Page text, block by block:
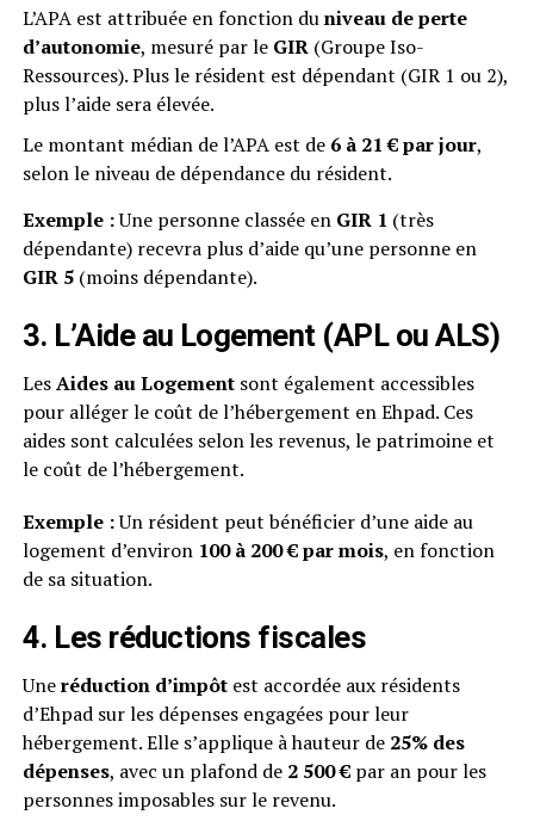
L’APA est attribuée en fonction duniveau de perte
d’autonomie, mesuré par le GIR(Groupe Iso-
Ressources). Plus le résident est dépendant (GIR 1 ou 2),
plus l’aide sera élevée.
Le montant médian de l’APA est de 6 à 21 € par jour,
selon le niveau de dépendance du résident.
Exemple :Une personne classée en GIR 1 (très
dépendante) recevra plus d’aide qu’une personne en
GIR 5(moins dépendante).
3. L’Aide au Logement (APL ou ALS)
LesAides au Logementsont également accessibles
pour alléger le coût de l’hébergement en Ehpad. Ces
aides sont calculées selon les revenus, le patrimoine et
le coût de l’hébergement.
Exemple :Un résident peut bénéficier d’une aide au
logement d’environ 100 à 200 € par mois, en fonction
de sa situation.
4. Les réductions fiscales
Uneréduction d’impôtest accordée aux résidents
d’Ehpad sur les dépenses engagées pour leur
hébergement. Elle s’applique à hauteur de 25% des
dépenses, avec un plafond de 2 500 €par an pour les
personnes imposables sur le revenu.